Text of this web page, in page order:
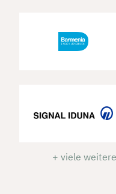
+ viele